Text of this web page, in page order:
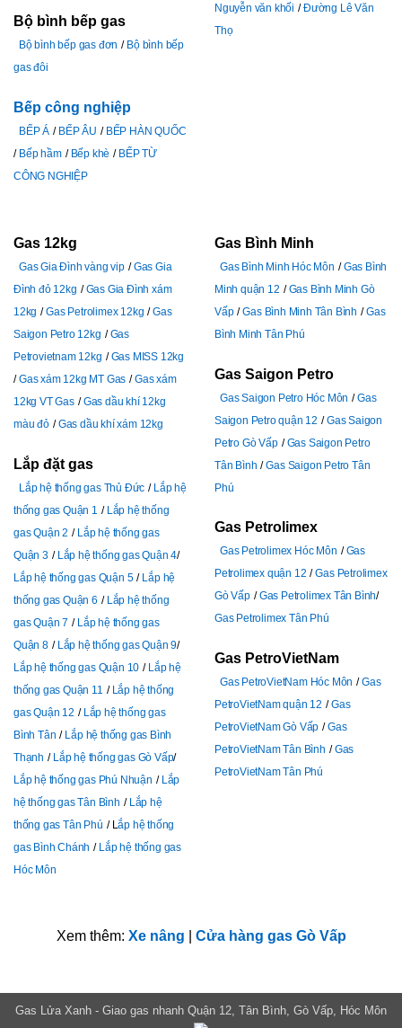
Bộ bình bếp gas
Bộ bình bếp gas đơn
Bộ bình bếp
gas đôi
Bếp công nghiệp
BẾP Á BẾP ÂU
BẾP HÀN QUỐC
Bếp hầm
Bếp khè
BẾP TỪ
CÔNG NGHIỆP
Nguyễn văn khối
Đường Lê Văn
Thọ
Gas 12kg
Gas Gia Đình vàng vip
Gas Gia
Đình đỏ 12kg
Gas Gia Đình xám
12kg
Gas Petrolimex 12kg
Gas
Saigon Petro 12kg
Gas
Petrovietnam 12kg
Gas MISS 12kg
Gas xám 12kg MT Gas
Gas xám
12kg VT Gas
Gas dầu khí 12kg
màu đỏ
Gas dầu khí xám 12kg
Lắp đặt gas
Lắp hệ thống gas Thủ Đức
Lắp hệ
thống gas Quận 1
Lắp hệ thống
gas Quận 2
Lắp hệ thống gas
Quận 3
Lắp hệ thống gas Quận 4
Lắp hệ thống gas Quận 5
Lắp hệ
thống gas Quận 6
Lắp hệ thống
gas Quận 7
Lắp hệ thống gas
Quận 8
Lắp hệ thống gas Quận 9
Lắp hệ thống gas Quận 10
Lắp hệ
thống gas Quận 11
Lắp hệ thống
gas Quận 12
Lắp hệ thống gas
Bình Tân
Lắp hệ thống gas Bình
Thạnh
Lắp hệ thống gas Gò Vấp
Lắp hệ thống gas Phú Nhuận
Lắp
hệ thống gas Tân Bình
Lắp hệ
thống gas Tân Phú
Lắp hệ thống
gas Bình Chánh
Lắp hệ thống gas
Hóc Môn
Gas Bình Minh
Gas Bình Minh Hóc Môn
Gas Bình
Minh quận 12
Gas Bình Minh Gò
Vấp
Gas Bình Minh Tân Bình
Gas
Bình Minh Tân Phú
Gas Saigon Petro
Gas Saigon Petro Hóc Môn
Gas
Saigon Petro quận 12
Gas Saigon
Petro Gò Vấp
Gas Saigon Petro
Tân Bình
Gas Saigon Petro Tân
Phú
Gas Petrolimex
Gas Petrolimex Hóc Môn
Gas
Petrolimex quận 12
Gas Petrolimex
Gò Vấp
Gas Petrolimex Tân Bình
Gas Petrolimex Tân Phú
Gas PetroVietNam
Gas PetroVietNam Hóc Môn
Gas
PetroVietNam quận 12
Gas
PetroVietNam Gò Vấp
Gas
PetroVietNam Tân Bình
Gas
PetroVietNam Tân Phú
Xem thêm: Xe nâng Cửa hàng gas Gò Vấp
Gas Lửa Xanh - Giao gas nhanh Quận 12, Tân Bình, Gò Vấp, Hóc Môn